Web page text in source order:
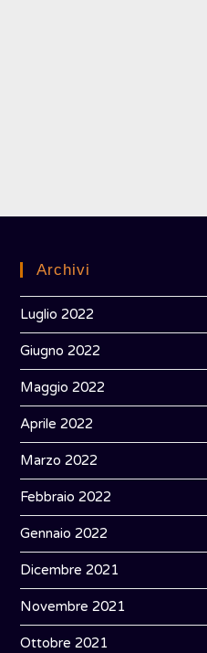
Archivi
Luglio 2022
Giugno 2022
Maggio 2022
Aprile 2022
Marzo 2022
Febbraio 2022
Gennaio 2022
Dicembre 2021
Novembre 2021
Ottobre 2021